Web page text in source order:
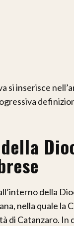
si inserisce
della
nella quale la
di Catanzaro.